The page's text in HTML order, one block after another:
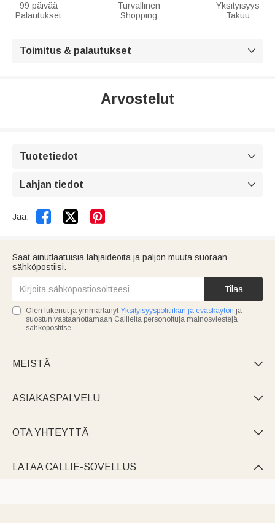
99 päivää
Palautukset
Turvallinen
Shopping
Yksityisyys
Takuu
Toimitus & palautukset 
Arvostelut
Tuotetiedot 
Lahjan tiedot 
Jaa:  
Saat ainutlaatuisia lahjaideoita ja paljon muuta suoraan
sähköpostiisi.
Tilaa
Olen lukenut ja ymmärtänyt Yksityisyyspolitiikan ja eväskäytön ja
suostun vastaanottamaan Callielta personoituja mainosviestejä
sähköpostitse.
MEISTÄ 
ASIAKASPALVELU 
OTA YHTEYTTÄ 
LATAA CALLIE-SOVELLUS 